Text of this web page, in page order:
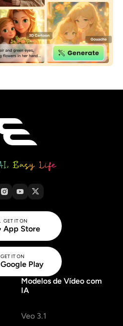
GET IT ON
App Store
GET IT ON
Google Play
Modelos de Vídeo com
IA
Veo 3.1